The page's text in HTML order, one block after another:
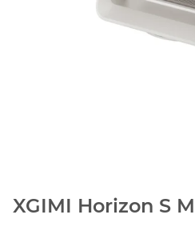
XGIMI Horizon S